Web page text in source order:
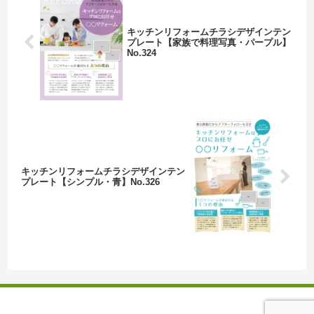
キッチンリフォームチラシデザインテン
プレート【家族で料理写真・パープル】
No.324
キッチンリフォームチラシデザインテン
プレート【シンプル・青】No.326